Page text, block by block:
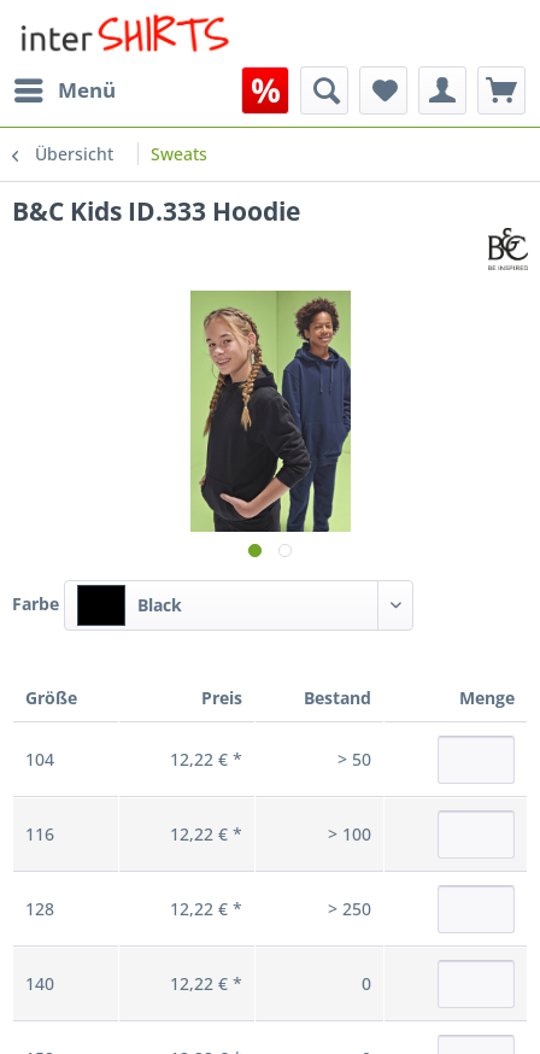
Menü
Übersicht Sweats
B&C Kids ID.333 Hoodie
Farbe Black
Größe Preis Bestand Menge
104 12,22 € * > 50
116 12,22 € * > 100
128 12,22 € * > 250
140 12,22 € * 0